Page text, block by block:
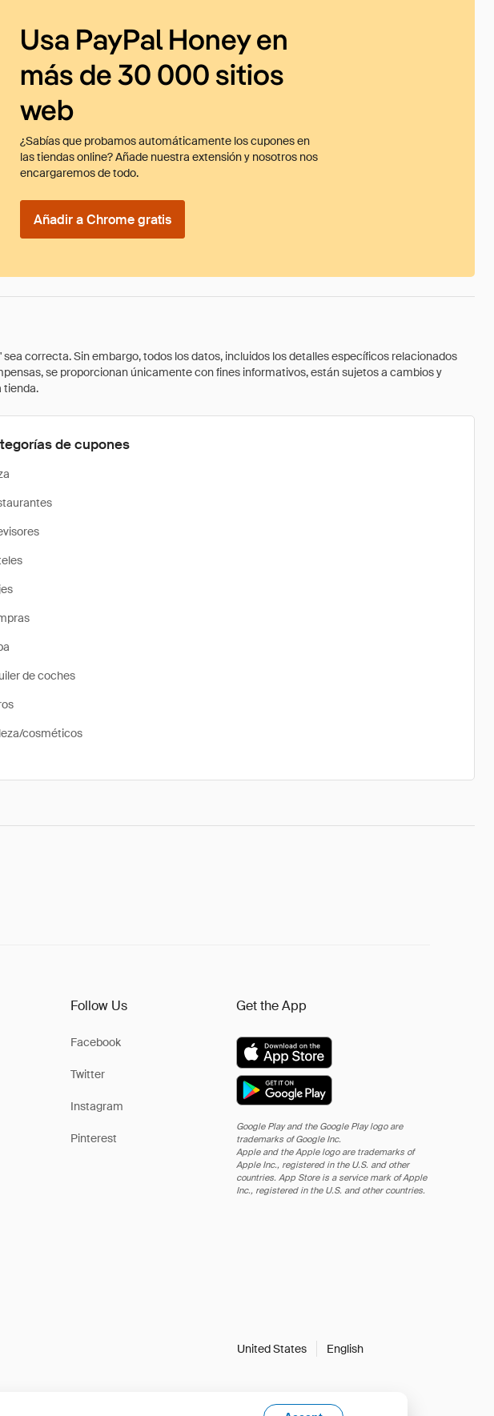
Usa PayPal Honey en
más de 30 000 sitios
web
¿Sabías que probamos automáticamente los cupones en
las tiendas online? Añade nuestra extensión y nosotros nos
encargaremos de todo.
Añadir a Chrome gratis
correcta. Sin embargo, todos los datos, incluidos los detalles específicos relacionados
se proporcionan únicamente con fines informativos, están sujetos a cambios y
tienda.
de cupones
de coches
cosméticos
Follow Us
Facebook
Twitter
Instagram
Pinterest
Get the App
Google Play and the Google Play logo are
trademarks of Google Inc.
Apple and the Apple logo are trademarks of
Apple Inc., registered in the U.S. and other
countries. App Store is a service mark of Apple
Inc., registered in the U.S. and other countries.
United States English